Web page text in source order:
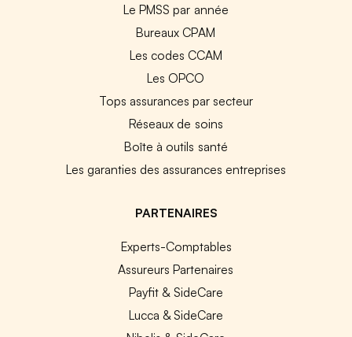
Le PMSS par année
Bureaux CPAM
Les codes CCAM
Les OPCO
Tops assurances par secteur
Réseaux de soins
Boîte à outils santé
Les garanties des assurances entreprises
PARTENAIRES
Experts-Comptables
Assureurs Partenaires
Payfit & SideCare
Lucca & SideCare